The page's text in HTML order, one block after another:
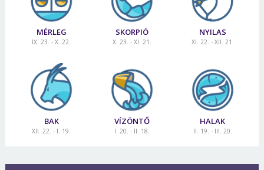
MÉRLEG
IX. 23. - X. 22.
SKORPIÓ
X. 23. - XI. 21.
NYILAS
XI. 22. - XII. 21.
BAK
XII. 22. - I. 19.
VÍZÖNTŐ
I. 20. - II. 18.
HALAK
II. 19. - III. 20.